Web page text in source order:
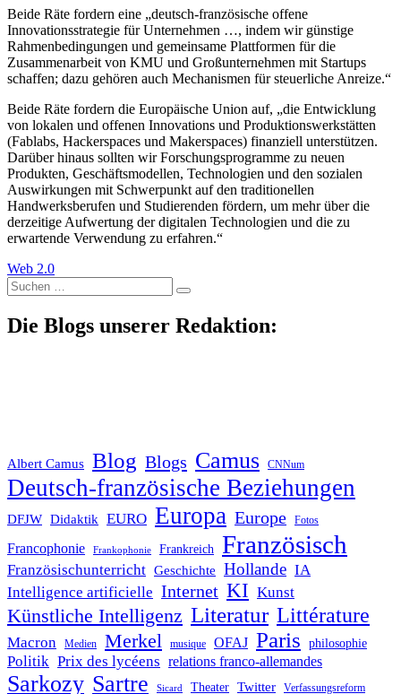
Beide Räte fordern eine „deutsch­-französische offene
Innovationsstrategie für Unternehmen …, indem wir günstige
Rahmenbedingungen und gemeinsame Plattformen für die
Zusammenarbeit von KMU und Großunternehmen mit Startups
schaffen; dazu gehören auch Mechanismen für steuerliche Anreize.“
Beide Räte fordern die Europäische Union auf, „die Entwicklung
von lokalen und offenen Innovations­ und Produktionswerkstätten
(Fablabs, Hackerspaces und Makerspaces) finanziell unterstützen.
Darüber hinaus sollten wir Forschungsprogramme zu neuen
Produkten, Geschäftsmodellen, Technologien und den sozialen
Auswirkungen mit Schwerpunkt auf den traditionellen
Handwerksberufen und Studierenden fördern, um mehr über die
derzeitige Aufwertung der digitalen Technologien und die zu
erwartende Verwendung zu erfahren.“
Web 2.0
Suche
nach:
Die Blogs unserer Redaktion:
Albert Camus Blog Blogs Camus CNNum
Deutsch-französische Beziehungen
DFJW Didaktik EURO Europa Europe Fotos
Francophonie Frankophonie Frankreich Französisch
Französischunterricht Geschichte Hollande IA
Intelligence artificielle Internet KI Kunst
Künstliche Intelligenz Literatur Littérature
Macron Medien Merkel musique OFAJ Paris philosophie
Politik Prix des lycéens relations franco-allemandes
Sarkozy Sartre Sicard Theater Twitter Verfassungsreform